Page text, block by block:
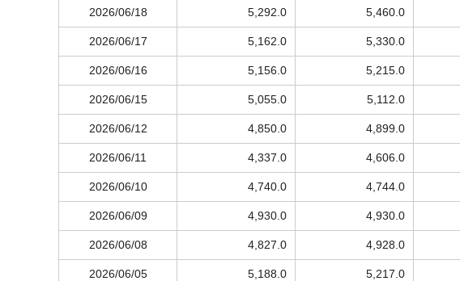
2026/06/18 5,292.0 5,460.0
2026/06/17 5,162.0 5,330.0
2026/06/16 5,156.0 5,215.0
2026/06/15 5,055.0 5,112.0
2026/06/12 4,850.0 4,899.0
2026/06/11 4,337.0 4,606.0
2026/06/10 4,740.0 4,744.0
2026/06/09 4,930.0 4,930.0
2026/06/08 4,827.0 4,928.0
2026/06/05 5,188.0 5,217.0